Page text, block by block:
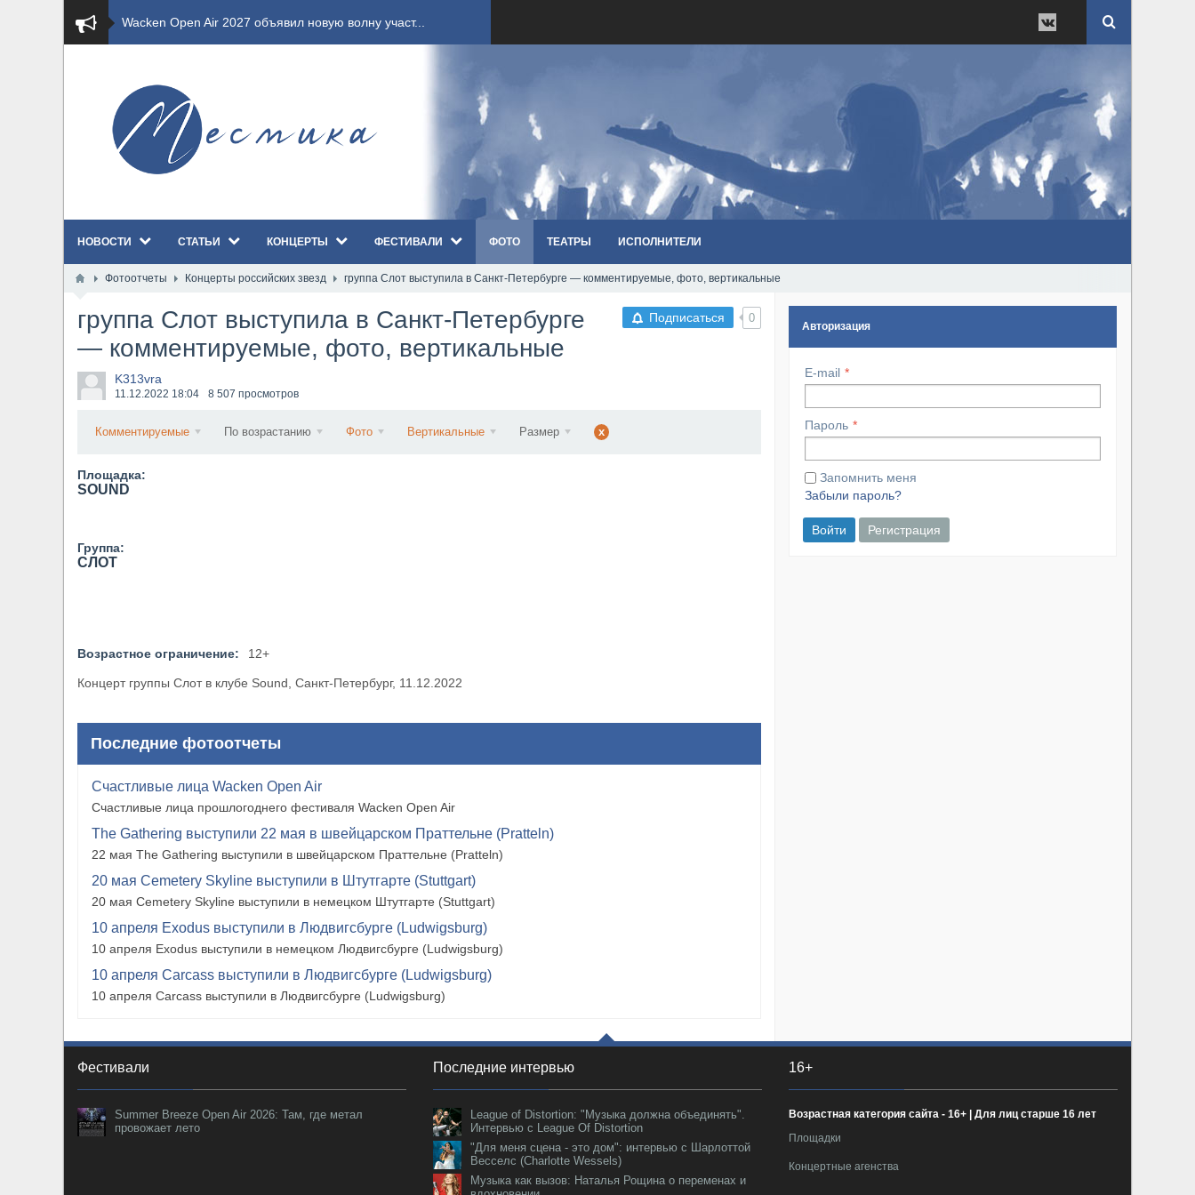
​Wacken Open Air 2027 объявил новую волну участ...
​Wacken Open Air 2026 полностью распродан
GHOST возвращаются на большие экраны с новым ко...
​Wacken Open Air 2026: открыт новый портал Cash...
Всероссийский рок-фестиваль HAMMER FEST впервые...
XANDRIA представили новый сингл под названием «...
НОВОСТИ СТАТЬИ КОНЦЕРТЫ ФЕСТИВАЛИ ФОТО ТЕАТРЫ ИСПОЛНИТЕЛИ
Фотоотчеты Концерты российских звезд группа Слот выступила в Санкт-Петербурге — комментируемые, фото, вертикальные
Подписаться 0
группа Слот выступила в Санкт-Петербурге
— комментируемые, фото, вертикальные
K313vra
11.12.2022 18:04 8 507 просмотров
Комментируемые По возрастанию Фото Вертикальные Размер x
Площадка:
SOUND
Группа:
СЛОТ
Возрастное ограничение: 12+
Концерт группы Слот в клубе Sound, Санкт-Петербург, 11.12.2022
Последние фотоотчеты
Счастливые лица Wacken Open Air
Счастливые лица прошлогоднего фестиваля Wacken Open Air
The Gathering выступили 22 мая в швейцарском Праттельне (Pratteln)
22 мая The Gathering выступили в швейцарском Праттельне (Pratteln)
20 мая Cemetery Skyline выступили в Штутгарте (Stuttgart)
20 мая Cemetery Skyline выступили в немецком Штутгарте (Stuttgart)
10 апреля Exodus выступили в Людвигсбурге (Ludwigsburg)
10 апреля Exodus выступили в немецком Людвигсбурге (Ludwigsburg)
10 апреля Carcass выступили в Людвигсбурге (Ludwigsburg)
10 апреля Carcass выступили в Людвигсбурге (Ludwigsburg)
Авторизация
E-mail
Пароль
Запомнить меня
Забыли пароль?
Войти Регистрация
Фестивали
Summer Breeze Open Air 2026: Там, где метал
провожает лето
Последние интервью
League of Distortion: "Музыка должна объединять".
Интервью с League Of Distortion
"Для меня сцена - это дом": интервью с Шарлоттой
Весселс (Charlotte Wessels)
Музыка как вызов: Наталья Рощина о переменах и
16+
Возрастная категория сайта - 16+ | Для лиц старше 16 лет
Площадки
Концертные агенства